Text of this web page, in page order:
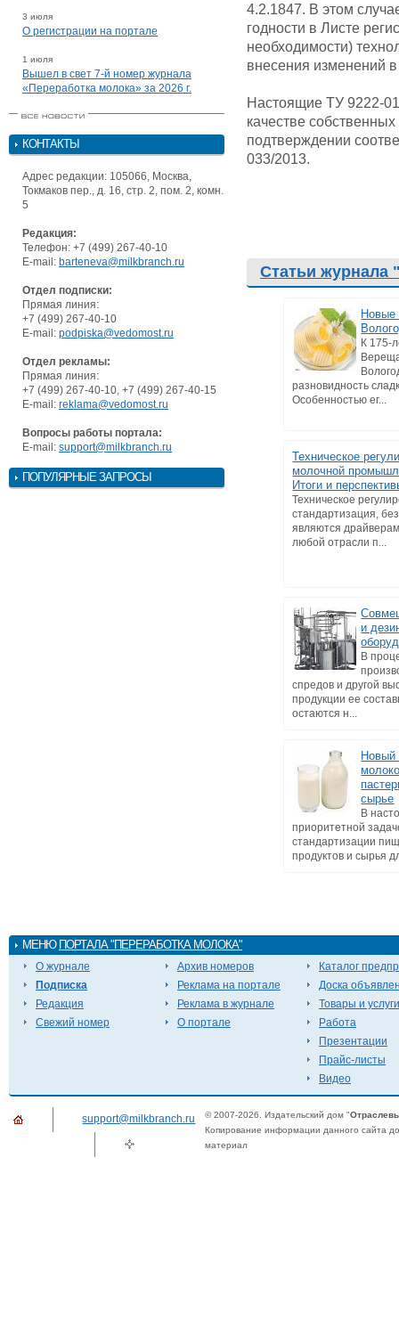
3 июля
О регистрации на портале
1 июля
Вышел в свет 7-й номер журнала
«Переработка молока» за 2026 г.
КОНТАКТЫ
Адрес редакции: 105066, Москва,
Токмаков пер., д. 16, стр. 2, пом. 2, комн.
5
Редакция:
Телефон: +7 (499) 267-40-10
E-mail: barteneva@milkbranch.ru
Отдел подписки:
Прямая линия:
+7 (499) 267-40-10
E-mail: podpiska@vedomost.ru
Отдел рекламы:
Прямая линия:
+7 (499) 267-40-10, +7 (499) 267-40-15
E-mail: reklama@vedomost.ru
Вопросы работы портала:
E-mail: support@milkbranch.ru
ПОПУЛЯРНЫЕ ЗАПРОСЫ
4.2.1847. В этом
годности в Листе
необходимости)
внесения изменений
Настоящие ТУ 9222-
качестве
подтверждении
033/2013.
Статьи журнала
Новые
К 175-
разновидность
Особенностью ег...
Техническое
молочной
Итоги и
Техническое
стандартизация,
являются
любой отрасли п...
и
В
спредов и другой
продукции ее
остаются н...
Новый
сырье
В
приоритетной
стандартизации
продуктов и сырья
МЕНЮ ПОРТАЛА "ПЕРЕРАБОТКА МОЛОКА"
О журнале
Подписка
Редакция
Свежий номер
Архив номеров
Реклама на портале
Реклама в журнале
О портале
Каталог
Доска
Товары и услуги
Работа
Презентации
Прайс-листы
Видео
support@milkbranch.ru © 2007-2026. Издательский дом "
Копирование информации данного сайта
материал